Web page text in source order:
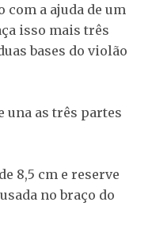
a ajuda de um
isso mais três
bases do violão
una as três partes
8,5 cm e reserve
no braço do